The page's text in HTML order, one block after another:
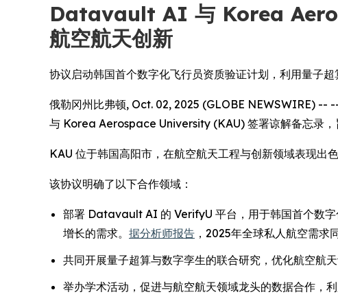
Datavault AI 与 Korea
航空航天创新
协议启动韩国首个数字化飞行员资质验证计划，利用量子
俄勒冈州比弗顿, Oct. 02, 2025 (GLOBE NEWSWIRE)
与 Korea Aerospace University (KAU) 签署谅解备忘录，
KAU 位于韩国高阳市，在航空航天工程与创新领域表现出
该协议明确了以下合作领域：
部署 Datavault AI 的 VerifyU 平台，用于韩国首个数字
增长的需求。 据分析师报告 ，2025年全球私人航空需求
共同开展量子超算与数字孪生的联合研究，优化航空航
举办学术活动，促进与航空航天领域龙头的数据合作，